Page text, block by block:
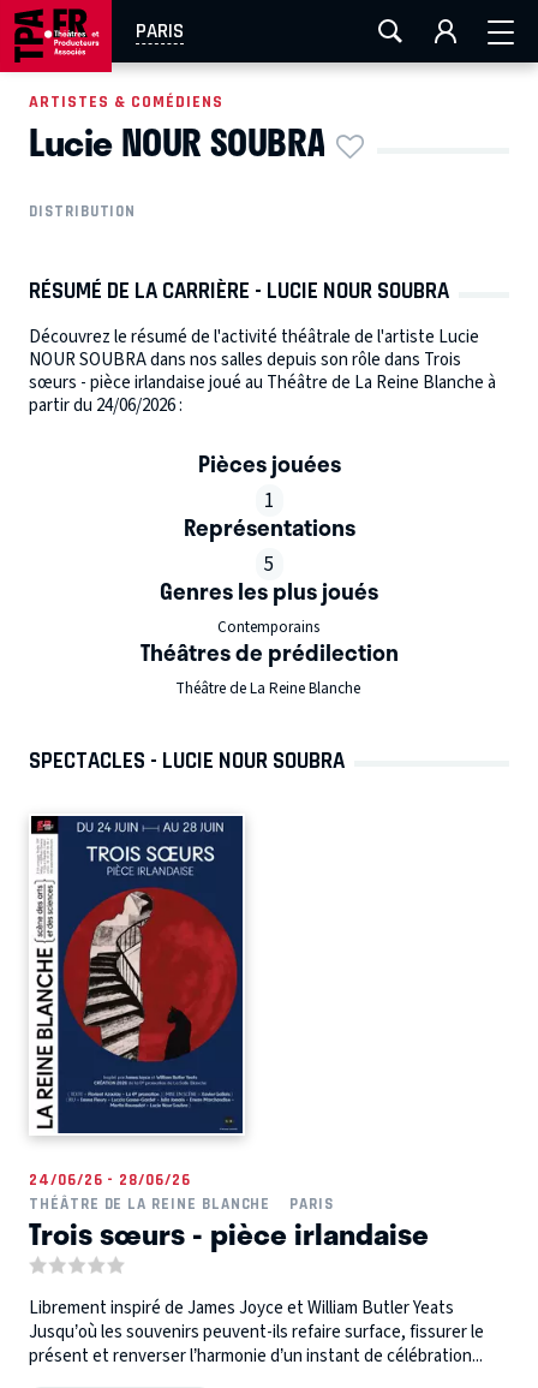
PARIS
AIX-MARSEILLE LA ROCHELLE
EN TOURNÉE
ARTISTES & COMÉDIENS
Lucie NOUR SOUBRA
DISTRIBUTION
RÉSUMÉ DE LA CARRIÈRE - LUCIE NOUR SOUBRA
Découvrez le résumé de l'activité théâtrale de l'artiste Lucie
NOUR SOUBRA dans nos salles depuis son rôle dans Trois
sœurs - pièce irlandaise joué au Théâtre de La Reine Blanche à
partir du 24/06/2026 :
Pièces jouées
1
Représentations
5
Genres les plus joués
Contemporains
Théâtres de prédilection
Théâtre de La Reine Blanche
SPECTACLES - LUCIE NOUR SOUBRA
24/06/26 - 28/06/26
THÉÂTRE DE LA REINE BLANCHE
PARIS
Trois sœurs - pièce irlandaise
Librement inspiré de James Joyce et William Butler Yeats
Jusqu’où les souvenirs peuvent-ils refaire surface, fissurer le
présent et renverser l’harmonie d’un instant de célébration...